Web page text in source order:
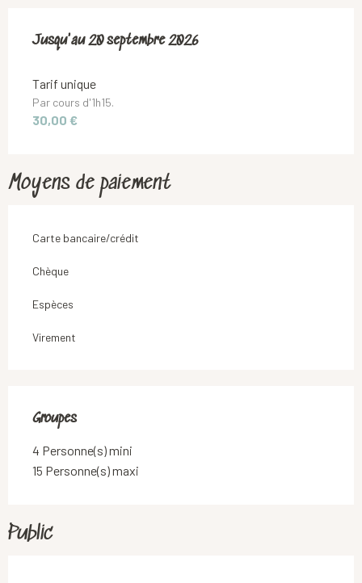
Du7 juillet 2026au20 septembre 2026
Jusqu'au20 septembre 2026
Tarif unique
Par cours d'1h15.
30,00 €
Moyens de paiement
Carte bancaire/crédit
Chèque
Espèces
Virement
Groupes
Groupes
4 Personne(s) mini
15 Personne(s) maxi
Public